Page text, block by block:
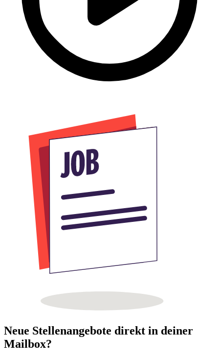
Neue Stellenangebote direkt in deiner
Mailbox?